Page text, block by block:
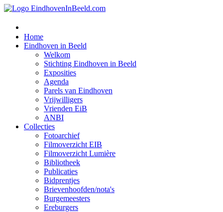
Home
Eindhoven in Beeld
Welkom
Stichting Eindhoven in Beeld
Exposities
Agenda
Parels van Eindhoven
Vrijwilligers
Vrienden EiB
ANBI
Collecties
Fotoarchief
Filmoverzicht EIB
Filmoverzicht Lumière
Bibliotheek
Publicaties
Bidprentjes
Brievenhoofden/nota's
Burgemeesters
Ereburgers